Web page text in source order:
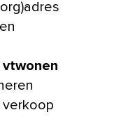
vtwonen
verkoop